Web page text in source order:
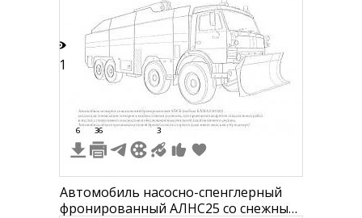
51
6 36 3
Автомобиль насосно-спенглерный
фронированный АЛНС25 со снежным